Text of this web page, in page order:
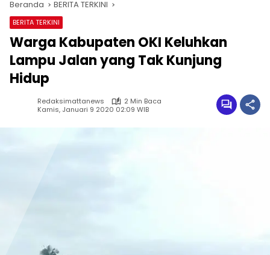
Beranda BERITA TERKINI
BERITA TERKINI
Warga Kabupaten OKI Keluhkan
Lampu Jalan yang Tak Kunjung
Hidup
Redaksimattanews
2 Min Baca
Kamis, Januari 9 2020 02:09 WIB